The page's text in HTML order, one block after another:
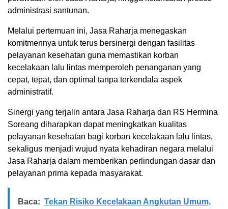
administrasi santunan.
Melalui pertemuan ini, Jasa Raharja menegaskan
komitmennya untuk terus bersinergi dengan fasilitas
pelayanan kesehatan guna memastikan korban
kecelakaan lalu lintas memperoleh penanganan yang
cepat, tepat, dan optimal tanpa terkendala aspek
administratif.
Sinergi yang terjalin antara Jasa Raharja dan RS Hermina
Soreang diharapkan dapat meningkatkan kualitas
pelayanan kesehatan bagi korban kecelakaan lalu lintas,
sekaligus menjadi wujud nyata kehadiran negara melalui
Jasa Raharja dalam memberikan perlindungan dasar dan
pelayanan prima kepada masyarakat.
Baca: Tekan Risiko Kecelakaan Angkutan Umum,